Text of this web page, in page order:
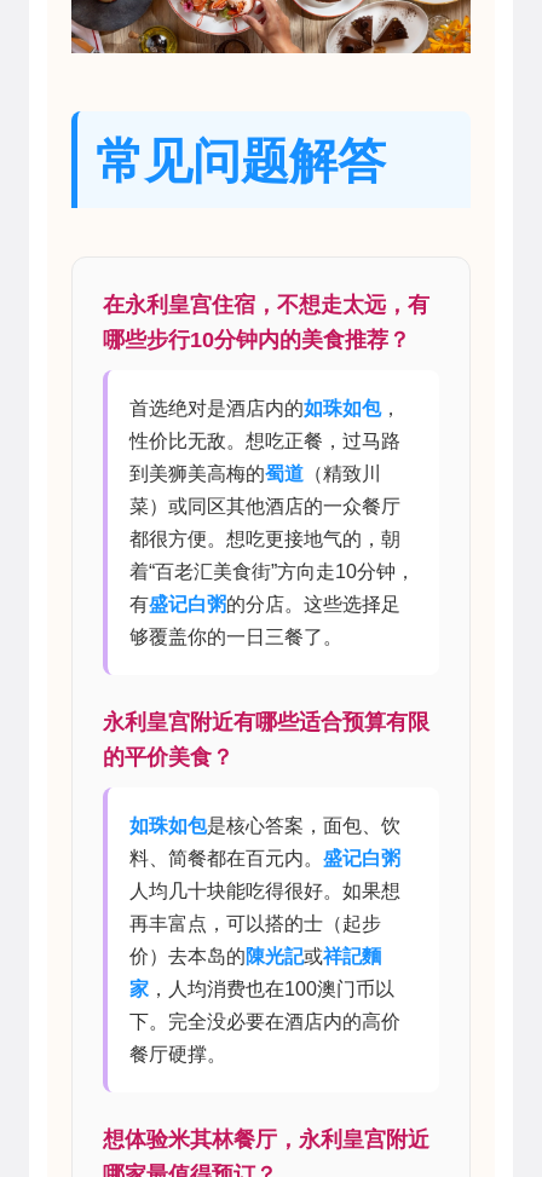
常见问题解答
在永利皇宫住宿，不想走太远，有
哪些步行10分钟内的美食推荐？
首选绝对是酒店内的如珠如包，
性价比无敌。想吃正餐，过马路
到美狮美高梅的蜀道 （精致川
菜）或同区其他酒店的一众餐厅
都很方便。想吃更接地气的，朝
着“百老汇美食街”方向走10分钟，
有盛记白粥的分店。这些选择足
够覆盖你的一日三餐了。
永利皇宫附近有哪些适合预算有限
的平价美食？
如珠如包是核心答案，面包、饮
料、简餐都在百元内。 盛记白粥
人均几十块能吃得很好。如果想
再丰富点，可以搭的士（起步
价）去本岛的陳光記或祥記麵
家 ，人均消费也在100澳门币以
下。完全没必要在酒店内的高价
餐厅硬撑。
想体验米其林餐厅，永利皇宫附近